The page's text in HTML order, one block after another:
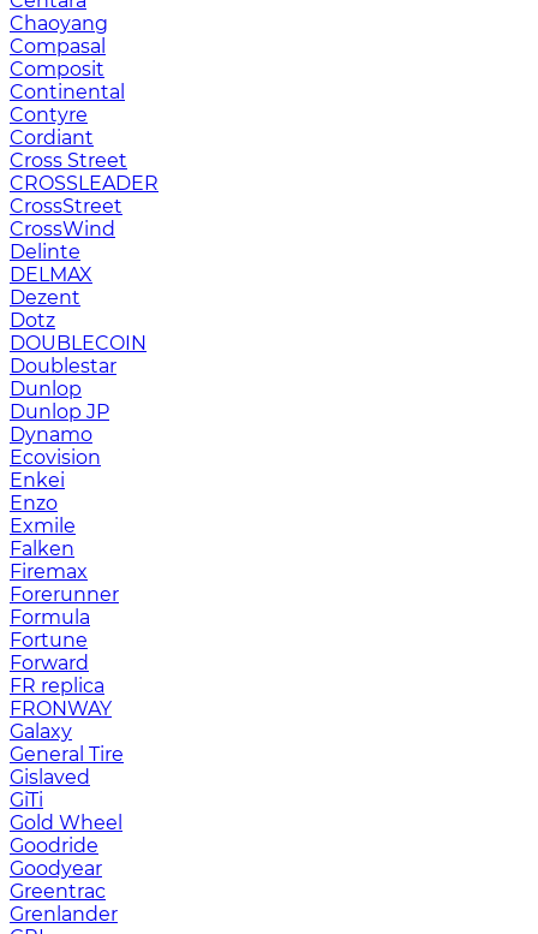
Chaoyang
Compasal
Composit
Continental
Contyre
Cordiant
Cross Street
CROSSLEADER
CrossStreet
CrossWind
Delinte
DELMAX
Dezent
Dotz
DOUBLECOIN
Doublestar
Dunlop
Dunlop JP
Dynamo
Ecovision
Enkei
Enzo
Exmile
Falken
Firemax
Forerunner
Formula
Fortune
Forward
FR replica
FRONWAY
Galaxy
General Tire
Gislaved
GiTi
Gold Wheel
Goodride
Goodyear
Greentrac
Grenlander